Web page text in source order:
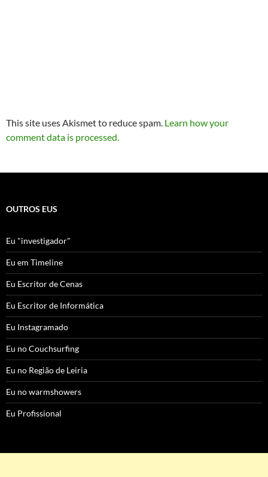
This site uses Akismet to reduce spam. Learn how your
comment data is processed.
OUTROS EUS
Eu "investigador"
Eu em Timeline
Eu Escritor de Cenas
Eu Escritor de Informática
Eu Instagramado
Eu no Couchsurfing
Eu no Região de Leiria
Eu no warmshowers
Eu Profissional